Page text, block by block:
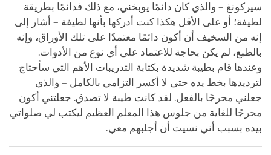
سيركونغ – والذي كان دائمًا يوبخني، مع ذلك فدائمًا بطريقة
لطيفة؛ أو على الأقل هكذا كنت أدركها بأنها لطيفة – أشار إلى
إنه من السخيف أن أكون دائمًا معتمدًا على تلك الأوراق، وإنه
بالطبع، لم يكن بحاجة للاعتماد على أي نوع من الأدوات.
وعندها قام بطيبة شديدة بكتابة التدريبات الأهم التي سأحتاج
لترديدها بخط يده حتى لا أكسر التزامي بالكامل – والذي
جعلني محرجًا بالفعل. لقد كانت طيبة لا تصدق. جعلتني أكون
محرجًا للغاية من جلوس هذا المعلم العظيم ليكتب لي صلواتي
بيده بسبب أني نسيت أن أجلبهم معي.